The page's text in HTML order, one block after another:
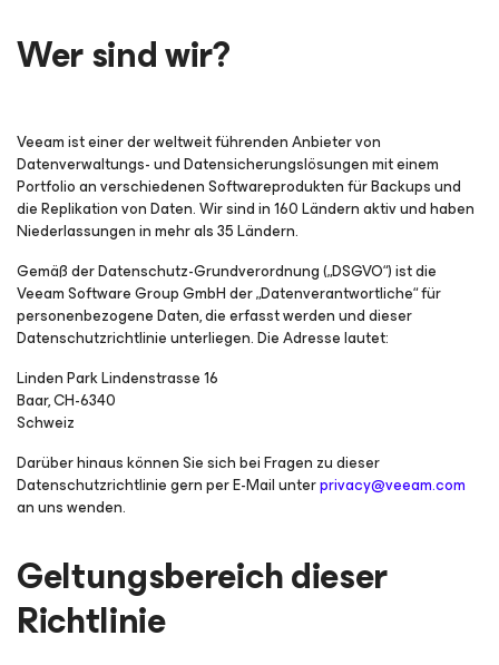
Wer sind wir?
Veeam ist einer der weltweit führenden Anbieter von
Datenverwaltungs- und Datensicherungslösungen mit einem
Portfolio an verschiedenen Softwareprodukten für Backups und
die Replikation von Daten. Wir sind in 160 Ländern aktiv und haben
Niederlassungen in mehr als 35 Ländern.
Gemäß der Datenschutz-Grundverordnung („DSGVO“) ist die
Veeam Software Group GmbH der „Datenverantwortliche“ für
personenbezogene Daten, die erfasst werden und dieser
Datenschutzrichtlinie unterliegen. Die Adresse lautet:
Linden Park Lindenstrasse 16
Baar, CH-6340
Schweiz
Darüber hinaus können Sie sich bei Fragen zu dieser
Datenschutzrichtlinie gern per E-Mail unterprivacy@veeam.com
an uns wenden.
Geltungsbereich dieser
Richtlinie